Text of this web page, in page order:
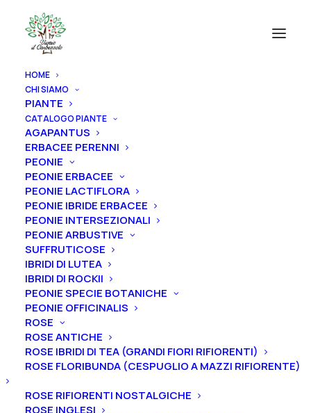
HOME
CHI SIAMO
PIANTE
CATALOGO PIANTE
AGAPANTUS
ERBACEE PERENNI
PEONIE
PEONIE ERBACEE
PEONIE LACTIFLORA
PEONIE IBRIDE ERBACEE
PEONIE INTERSEZIONALI
PEONIE ARBUSTIVE
SUFFRUTICOSE
IBRIDI DI LUTEA
IBRIDI DI ROCKII
PEONIE SPECIE BOTANICHE
PEONIE OFFICINALIS
ROSE
ROSE ANTICHE
ROSE IBRIDI DI TEA (GRANDI FIORI RIFIORENTI)
ROSE FLORIBUNDA (CESPUGLIO A MAZZI RIFIORENTE)
ROSE RIFIORENTI NOSTALGICHE
ROSE INGLESI
Home Iris Iris germanica
Iris barbata alta (TB)